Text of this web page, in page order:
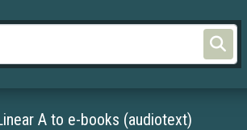
A to e-books (audiotext)